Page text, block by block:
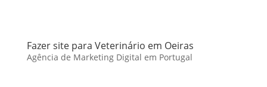
Fazer site para Veterinário em Oeiras
Agência de Marketing Digital em Portugal